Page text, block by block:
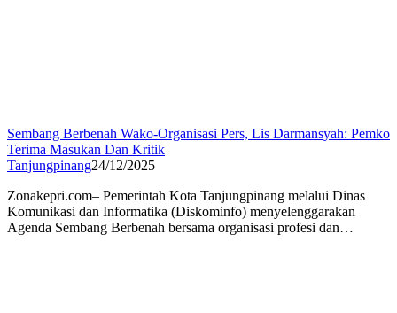
Sembang Berbenah Wako-Organisasi Pers, Lis Darmansyah: Pemko
Terima Masukan Dan Kritik
Tanjungpinang24/12/2025
Zonakepri.com– Pemerintah Kota Tanjungpinang melalui Dinas
Komunikasi dan Informatika (Diskominfo) menyelenggarakan
Agenda Sembang Berbenah bersama organisasi profesi dan…